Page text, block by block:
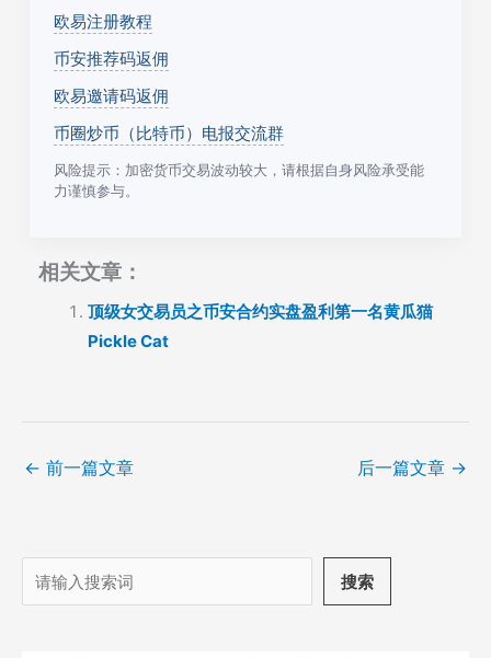
欧易注册教程
币安推荐码返佣
欧易邀请码返佣
币圈炒币（比特币）电报交流群
风险提示：加密货币交易波动较大，请根据自身风险承受能
力谨慎参与。
相关文章：
顶级女交易员之币安合约实盘盈利第一名黄瓜猫
Pickle Cat
← 前一篇文章 后一篇文章 →
搜
索
搜索